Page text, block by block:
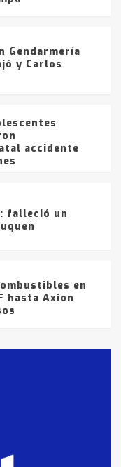
Gendarmería
y Carlos
accidente
falleció un
en
hasta Axion